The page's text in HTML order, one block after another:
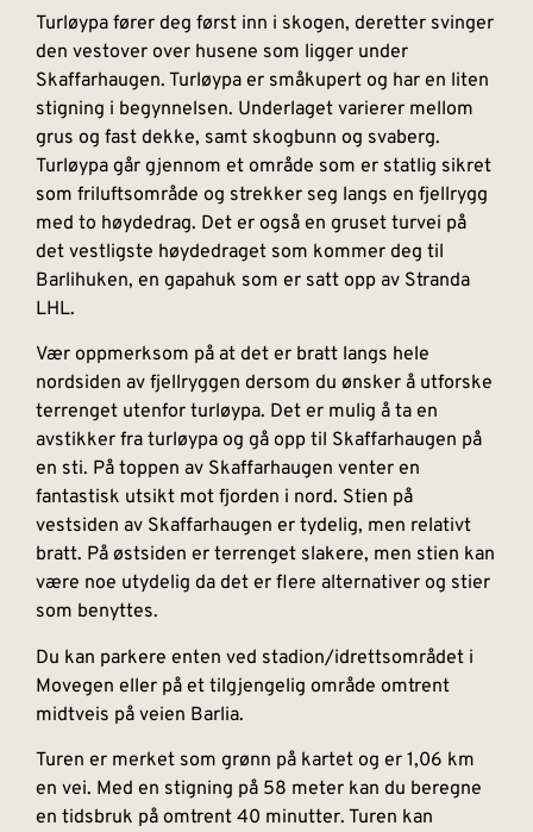
Turløypa fører deg først inn i skogen, deretter svinger
den vestover over husene som ligger under
Skaffarhaugen. Turløypa er småkupert og har en liten
stigning i begynnelsen. Underlaget varierer mellom
grus og fast dekke, samt skogbunn og svaberg.
Turløypa går gjennom et område som er statlig sikret
som friluftsområde og strekker seg langs en fjellrygg
med to høydedrag. Det er også en gruset turvei på
det vestligste høydedraget som kommer deg til
Barlihuken, en gapahuk som er satt opp av Stranda
LHL.
Vær oppmerksom på at det er bratt langs hele
nordsiden av fjellryggen dersom du ønsker å utforske
terrenget utenfor turløypa. Det er mulig å ta en
avstikker fra turløypa og gå opp til Skaffarhaugen på
en sti. På toppen av Skaffarhaugen venter en
fantastisk utsikt mot fjorden i nord. Stien på
vestsiden av Skaffarhaugen er tydelig, men relativt
bratt. På østsiden er terrenget slakere, men stien kan
være noe utydelig da det er flere alternativer og stier
som benyttes.
Du kan parkere enten ved stadion/idrettsområdet i
Movegen eller på et tilgjengelig område omtrent
midtveis på veien Barlia.
Turen er merket som grønn på kartet og er 1,06 km
en vei. Med en stigning på 58 meter kan du beregne
en tidsbruk på omtrent 40 minutter. Turen kan